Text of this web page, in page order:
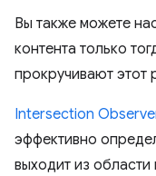
Вы также можете
контента только
прокручивают этот
Intersection
эффективно
выходит из